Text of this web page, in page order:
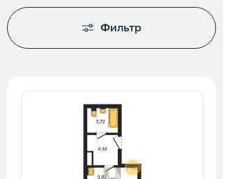
Фильтр